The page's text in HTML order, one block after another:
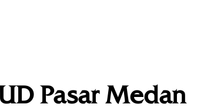
Pasar Medan